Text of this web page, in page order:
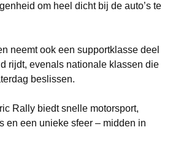
om heel dicht bij de auto’s te
neemt ook een supportklasse deel
rijdt, evenals nationale klassen die
beslissen.
Rally biedt snelle motorsport,
en een unieke sfeer – midden in